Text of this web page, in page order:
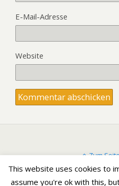
E-Mail-Adresse
Website
Zum
Mobil
This website uses cookies to
assume you're ok with this,